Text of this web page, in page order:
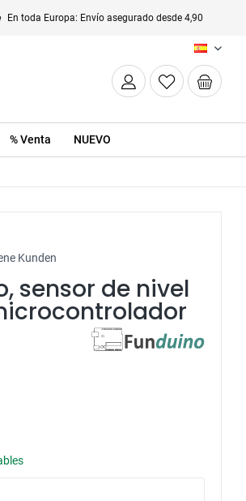
En toda Europa: Envío asegurado desde 4,90
ES
% Venta NUEVO
Kunden
sensor de nivel